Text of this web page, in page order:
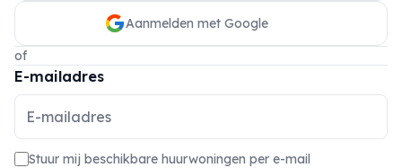
Aanmelden met Google
of
E-mailadres
Stuur mij beschikbare huurwoningen per e-mail